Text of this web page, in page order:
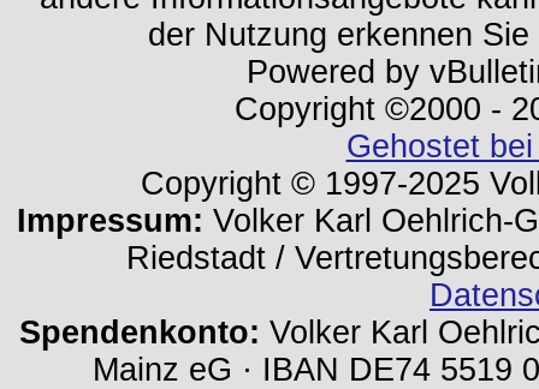
der Nutzung erkennen
Powered by
Copyright ©2000 -
Gehostet
Copyright © 1997-2025
Impressum: Volker Karl Oehlrich-
Riedstadt /
Spendenkonto: Volker Karl
Mainz eG · IBAN DE74 5519